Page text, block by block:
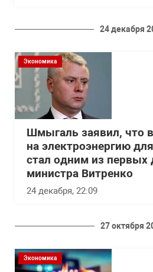
24 декабря
Экономика
Шмыгаль заявил, что
на электроэнергию
стал одним из первых
министра Витренко
24 декабря, 22:09
27 октября
Экономика